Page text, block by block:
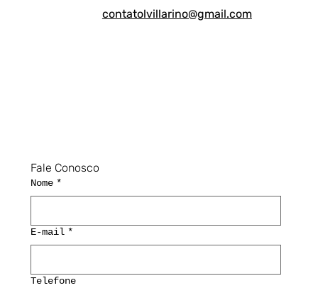
Fale Conosco
Nome *
E-mail *
Telefone
contatolvillarino@gmail.com